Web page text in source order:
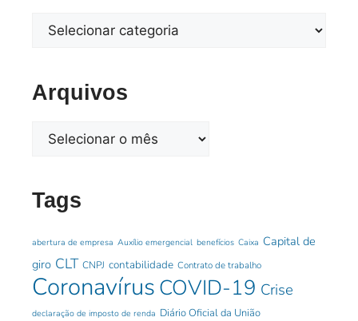
Arquivos
Tags
abertura de empresa Auxílio emergencial benefícios Caixa Capital de
giro CLT CNPJ contabilidade Contrato de trabalho
Coronavírus COVID-19 Crise
declaração de imposto de renda Diário Oficial da União